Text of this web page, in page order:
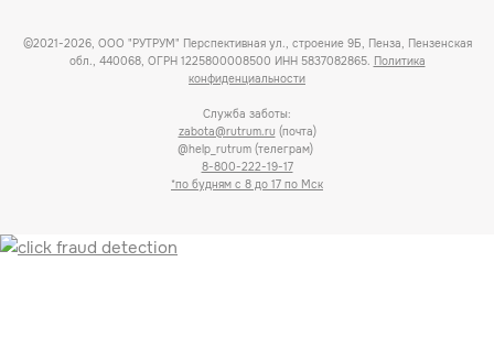
©2021-2026, ООО "РУТРУМ" Перспективная ул., строение 9Б, Пенза, Пензенская
обл., 440068, ОГРН 1225800008500 ИНН 5837082865. Политика
конфиденциальности
Служба заботы:
zabota@rutrum.ru (почта)
@help_rutrum (телеграм)
8-800-222-19-17
*по будням с 8 до 17 по Мск